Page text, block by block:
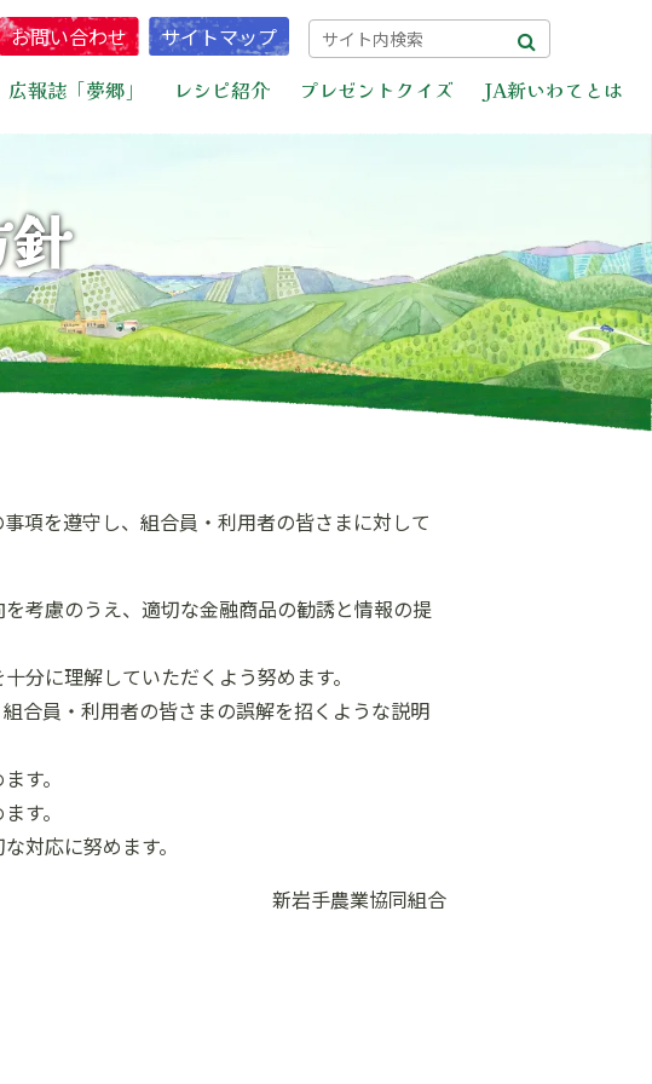
お問い合わせ
サイトマップ
広報誌「夢郷」 レシピ紹介 プレゼントクイズ JA新いわてとは
項を遵守し、組合員・利用者の皆さまに対して
考慮のうえ、適切な金融商品の勧誘と情報の提
分に理解していただくよう努めます。
合員・利用者の皆さまの誤解を招くような説明
す。
す。
対応に努めます。
新岩手農業協同組合